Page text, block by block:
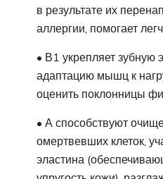
в результате их
аллергии, помогает
• В1 укрепляет зубную
адаптацию мышц к
оценить поклонницы
• А способствуют
омертвевших клеток,
эластина